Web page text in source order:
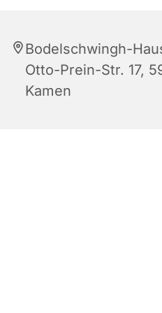
Bodelschwingh-
Otto-Prein-Str. 17,
Kamen